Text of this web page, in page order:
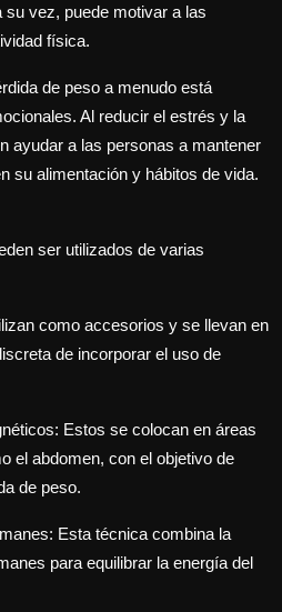
vez, puede motivar a las
física.
de peso a menudo está
Al reducir el estrés y la
ayudar a las personas a mantener
su alimentación y hábitos de vida.
ser utilizados de varias
como accesorios y se llevan en
de incorporar el uso de
Estos se colocan en áreas
el abdomen, con el objetivo de
de peso.
Esta técnica combina la
para equilibrar la energía del